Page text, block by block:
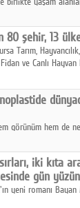
kodlarını
80 şehir, 13
Tarım,
ve Canlı
görünüm hem de
iki kıta
gün
yeni romanı